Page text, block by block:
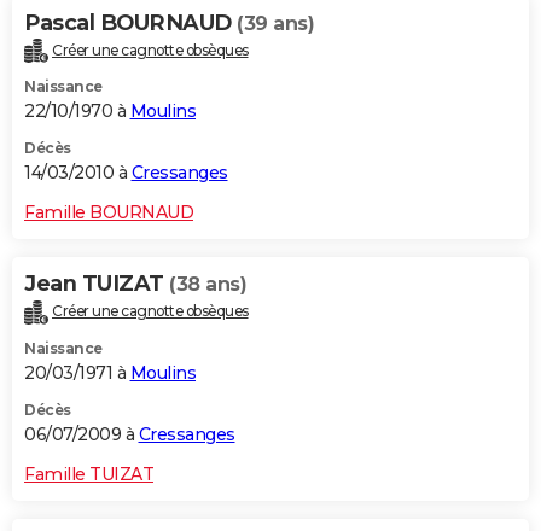
Pascal BOURNAUD (39 ans)
Créer une cagnotte obsèques
Naissance
22/10/1970 à Moulins
Décès
14/03/2010 à Cressanges
Famille BOURNAUD
Jean TUIZAT (38 ans)
Créer une cagnotte obsèques
Naissance
20/03/1971 à Moulins
Décès
06/07/2009 à Cressanges
Famille TUIZAT